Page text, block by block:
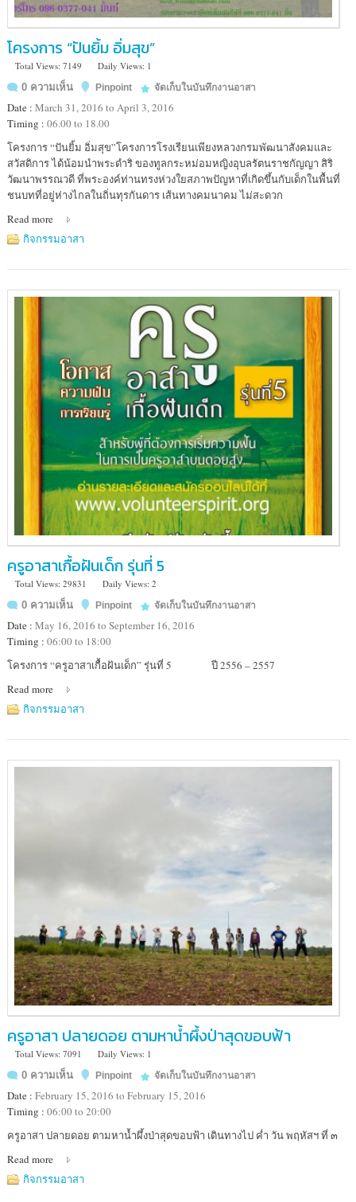
โครงการ “ปันยิ้ม อิ่มสุข”
Total Views: 7149
Daily Views: 1
0 ความเห็น
Pinpoint จัดเก็บในบันทึกงานอาสา
Date : March 31, 2016 to April 3, 2016
Timing : 06.00 to 18.00
Location
:
โรงเรียน
เพียง
4
หมู่
ตำบล
แหลม
โครงการ “ปันยิ้ม อิ่มสุข”โครงการโรงเรียนเพียงหลวงกรมพัฒนาสังคมและ
สวัสดิการ ได้น้อมนำพระดำริ ของทูลกระหม่อมหญิงอุบลรัตนราชกัญญา สิริ
วัฒนาพรรณวดี ที่พระองค์ท่านทรงห่วงใยสภาพปัญหาที่เกิดขึ้นกับเด็กในพื้นที่
ชนบทที่อยู่ห่างไกลในถิ่นทุรกันดาร เส้นทางคมนาคม ไม่สะดวก
Read more
กิจกรรมอาสา
ครูอาสาเกื้อฝันเด็ก รุ่นที่ 5
Total Views: 29831
Daily Views: 2
0 ความเห็น
Pinpoint จัดเก็บในบันทึกงานอาสา
Date : May 16, 2016 to September 16, 2016
Timing : 06:00 to 18:00
Location
มูลนิธิ
เกื้อ
เด็ก
โครงการ “ครูอาสาเกื้อฝันเด็ก” รุ่นที่ 5 ปี 2556 – 2557
Read more
กิจกรรมอาสา
ครูอาสา ปลายดอย ตามหาน้ำผึ้งป่าสุดขอบฟ้า
Total Views: 7091
Daily Views: 1
0 ความเห็น
Pinpoint จัดเก็บในบันทึกงานอาสา
Date : February 15, 2016 to February 15, 2016
Timing : 06:00 to 20:00
Location
โรง
เรียน
ครูอาสา ปลายดอย ตามหาน้ำผึ้งป่าสุดขอบฟ้า เดินทางไป ค่ำ วัน พฤหัสฯ ที่ ๓
Read more
กิจกรรมอาสา